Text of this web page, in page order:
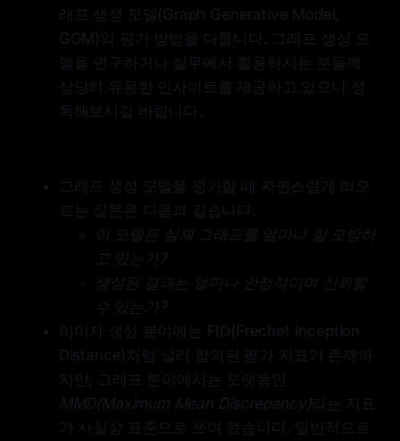
래프 생성 모델(Graph Generative Model,
GGM)의 평가 방법을 다룹니다. 그래프 생성 모
델을 연구하거나 실무에서 활용하시는 분들께
상당히 유용한 인사이트를 제공하고 있으니 정
독해보시길 바랍니다.
그래프 생성 모델을 평가할 때 자연스럽게 떠오
르는 질문은 다음과 같습니다.
이 모델은 실제 그래프를 얼마나 잘 모방하
고 있는가?
생성된 결과는 얼마나 안정적이며 신뢰할
수 있는가?
이미지 생성 분야에는 FID(Frechet Inception
Distance)처럼 널리 합의된 평가 지표가 존재하
지만, 그래프 분야에서는 오랫동안
MMD(Maximum Mean Discrepancy)라는 지표
가 사실상 표준으로 쓰여 왔습니다. 일반적으로